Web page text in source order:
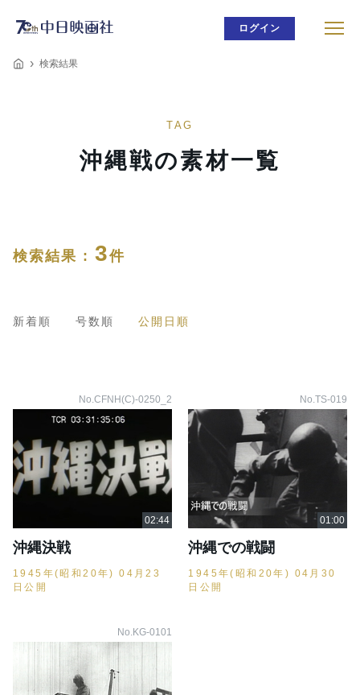
ログイン
検索結果
TAG
沖縄戦の素材一覧
検索結果 : 3件
新着順 号数順 公開日順
No.CFNH(C)-0250_2
沖縄決戦
1945年(昭和20年) 04月23
日公開
No.TS-019
沖縄での戦闘
1945年(昭和20年) 04月30
日公開
No.KG-0101